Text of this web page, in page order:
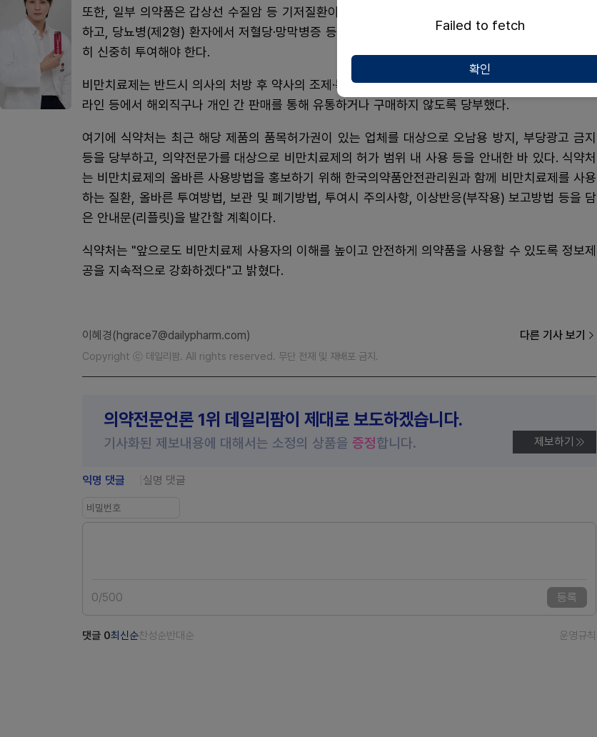
또한, 일부 의약품은 갑상선 수질암 등 기저질환이 있는 경우 투여 금기이므로 반드시 전문가와 상의
하고, 당뇨병(제2형) 환자에서 저혈당·망막병증 등이 발생할 수 있으므로 관련 병력이 있는 환자는 특
히 신중히 투여해야 한다.
비만치료제는 반드시 의사의 처방 후 약사의 조제·복약지도에 따라 사용해야 하는 전문의약품으로, 온
라인 등에서 해외직구나 개인 간 판매를 통해 유통하거나 구매하지 않도록 당부했다.
여기에 식약처는 최근 해당 제품의 품목허가권이 있는 업체를 대상으로 오남용 방지, 부당광고 금지
등을 당부하고, 의약전문가를 대상으로 비만치료제의 허가 범위 내 사용 등을 안내한 바 있다. 식약처
는 비만치료제의 올바른 사용방법을 홍보하기 위해 한국의약품안전관리원과 함께 비만치료제를 사용
하는 질환, 올바른 투여방법, 보관 및 폐기방법, 투여시 주의사항, 이상반응(부작용) 보고방법 등을 담
은 안내문(리플릿)을 발간할 계획이다.
식약처는 "앞으로도 비만치료제 사용자의 이해를 높이고 안전하게 의약품을 사용할 수 있도록 정보제
공을 지속적으로 강화하겠다"고 밝혔다.
이혜경(hgrace7@dailypharm.com) 다른 기사 보기
Copyright ⓒ 데일리팜. All rights reserved. 무단 전재 및 재배포 금지.
의약전문언론 1위 데일리팜이 제대로 보도하겠습니다.
기사화된 제보내용에 대해서는 소정의 상품을 증정합니다. 제보하기
익명 댓글 실명 댓글
0/500 등록
댓글 0최신순찬성순반대순 운영규칙
Failed to fetch
확인